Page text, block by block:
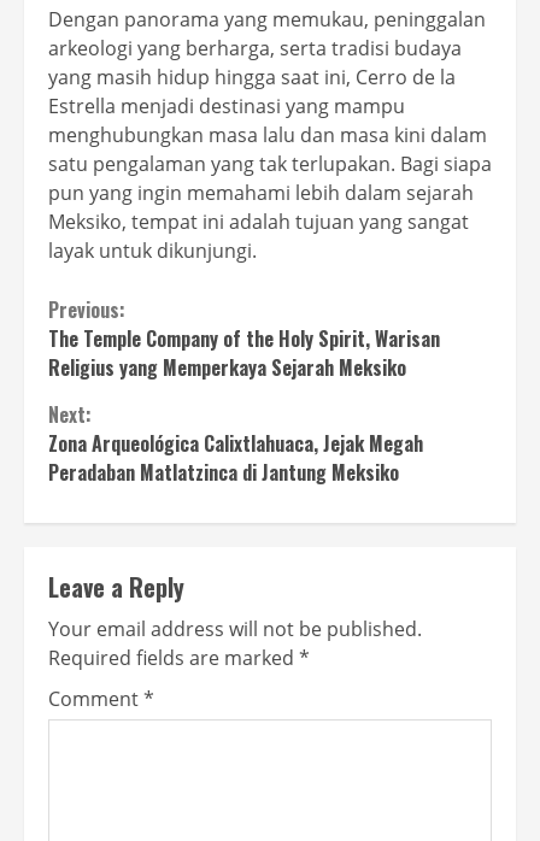
Dengan panorama yang memukau, peninggalan
arkeologi yang berharga, serta tradisi budaya
yang masih hidup hingga saat ini, Cerro de la
Estrella menjadi destinasi yang mampu
menghubungkan masa lalu dan masa kini dalam
satu pengalaman yang tak terlupakan. Bagi siapa
pun yang ingin memahami lebih dalam sejarah
Meksiko, tempat ini adalah tujuan yang sangat
layak untuk dikunjungi.
Continue
Reading
Previous:
The Temple Company of the Holy Spirit, Warisan
Religius yang Memperkaya Sejarah Meksiko
Next:
Zona Arqueológica Calixtlahuaca, Jejak Megah
Peradaban Matlatzinca di Jantung Meksiko
Leave a Reply
Your email address will not be published.
Required fields are marked *
Comment*